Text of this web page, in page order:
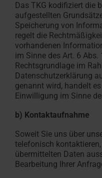
Das TKG kodifiziert die
aufgestellten
Speicherung von
regelt die
vorhandenen
im Sinne des Art. 6 Abs.
Rechtsgrundlage im
Datenschutzerklärung
genannt wird, handelt
Einwilligung im Sinne
b) Kontaktaufnahme
Soweit Sie uns über
telefonisch
übermittelten Daten
Bearbeitung Ihrer